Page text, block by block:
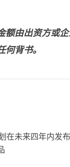
额由出资方或企
何背书。
在未来四年内发布